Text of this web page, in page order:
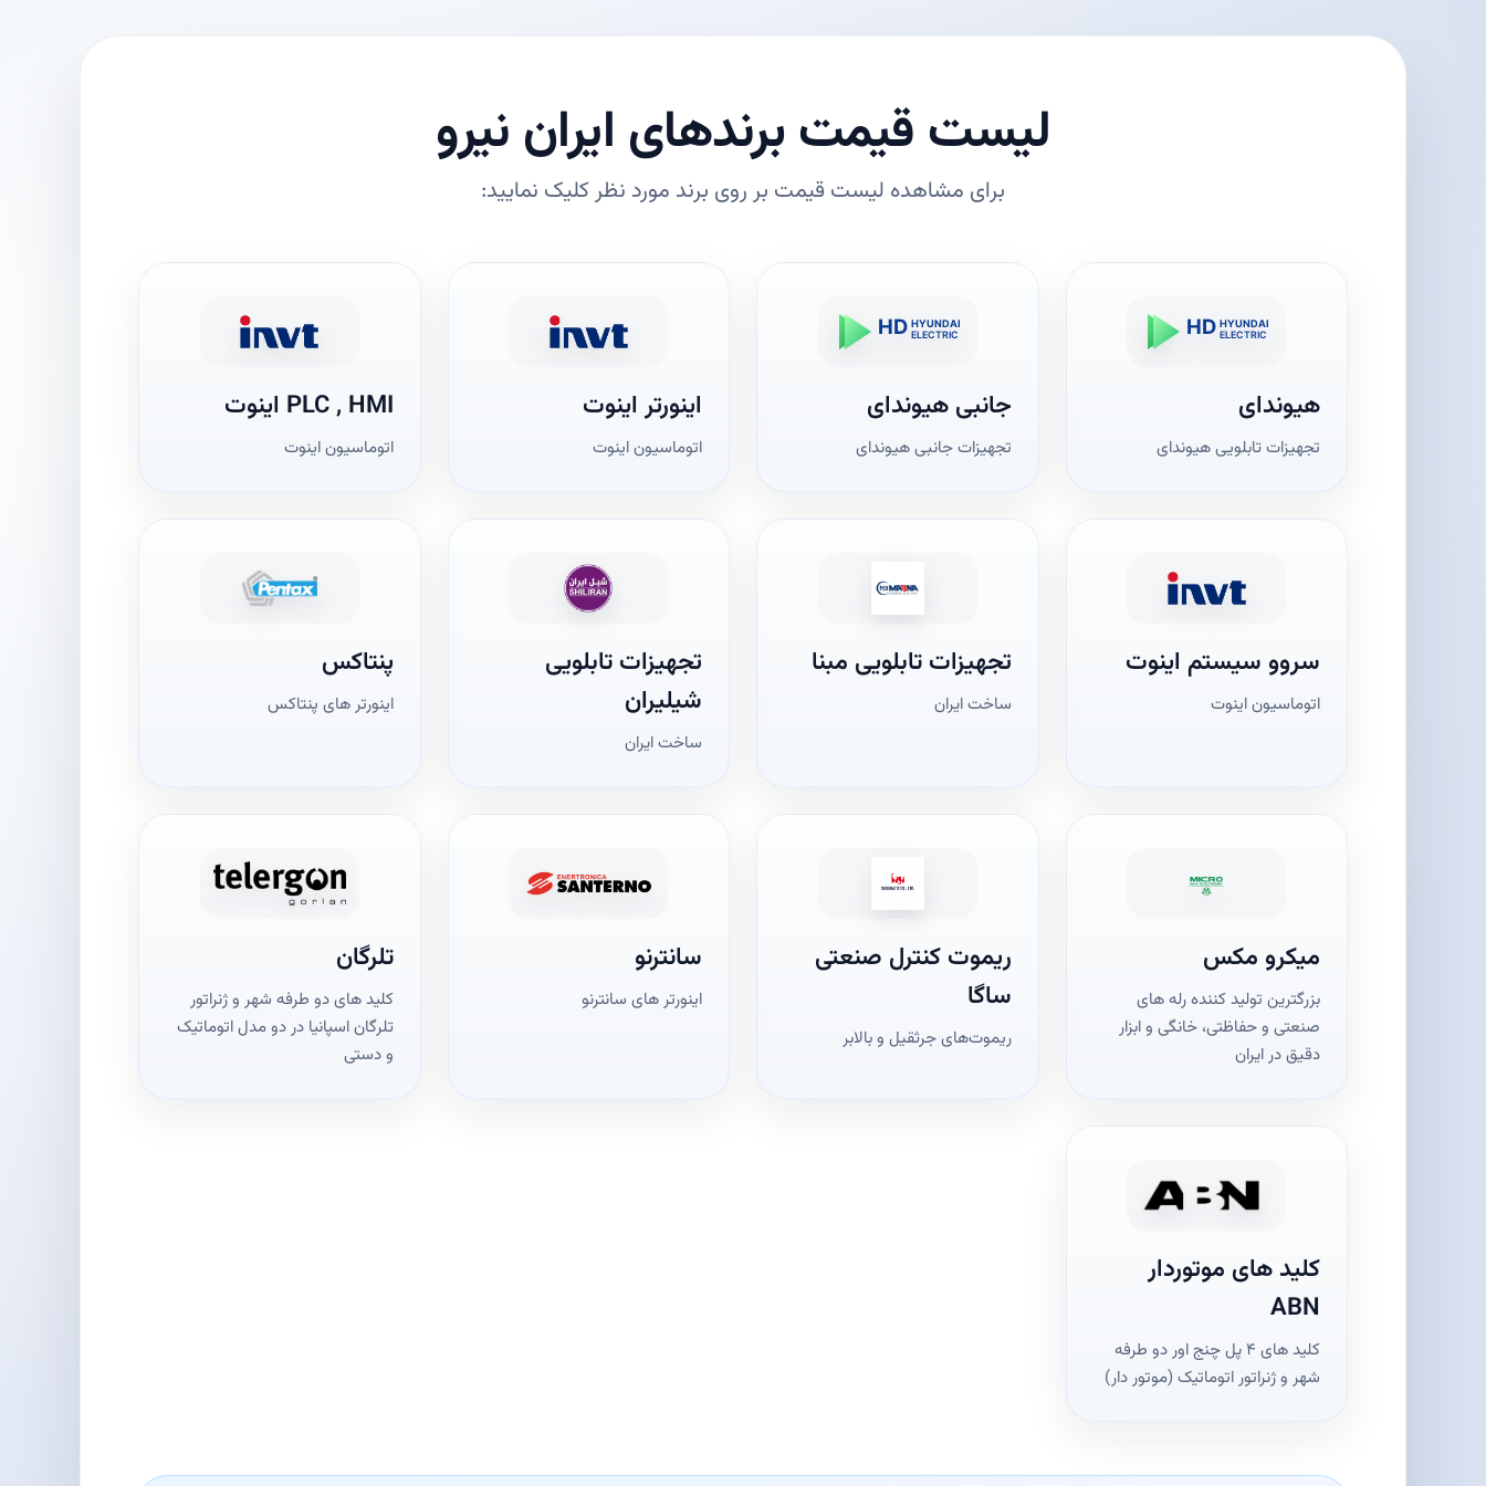
لیست قیمت برندهای ایران نیرو
برای مشاهده لیست قیمت بر روی برند مورد نظر کلیک نمایید:
هیوندای
تجهیزات تابلویی هیوندای
جانبی هیوندای
تجهیزات جانبی هیوندای
اینورتر اینوت
اتوماسیون اینوت
PLC , HMI اینوت
اتوماسیون اینوت
سروو سیستم اینوت
اتوماسیون اینوت
تجهیزات تابلویی مبنا
ساخت ایران
تجهیزات تابلویی
شیلیران
ساخت ایران
پنتاکس
اینورتر های پنتاکس
میکرو مکس
بزرگترین تولید کننده رله های
صنعتی و حفاظتی، خانگی و ابزار
دقیق در ایران
ریموت کنترل‌ صنعتی
ساگا
ریموت‌های جرثقیل و بالابر
سانترنو
اینورتر های سانترنو
تلرگان
کلید های دو طرفه شهر و ژنراتور
تلرگان اسپانیا در دو مدل اتوماتیک
و دستی
کلید های موتوردار
ABN
کلید های ۴ پل چنج اور دو طرفه
شهر و ژنراتور اتوماتیک (موتور دار)